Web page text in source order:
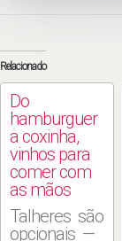
Relacionado
Do
hamburguer
a coxinha,
vinhos para
comer com
as mãos
Talheres são
opcionais —